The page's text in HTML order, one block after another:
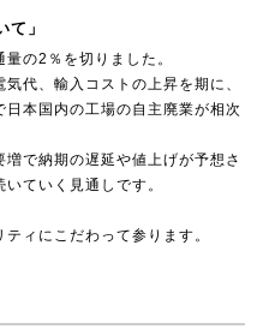
て」
の2％を切りました。
代、輸入コストの上昇を期に、
本国内の工場の自主廃業が相次
で納期の遅延や値上げが予想さ
ていく見通しです。
ィにこだわって参ります。